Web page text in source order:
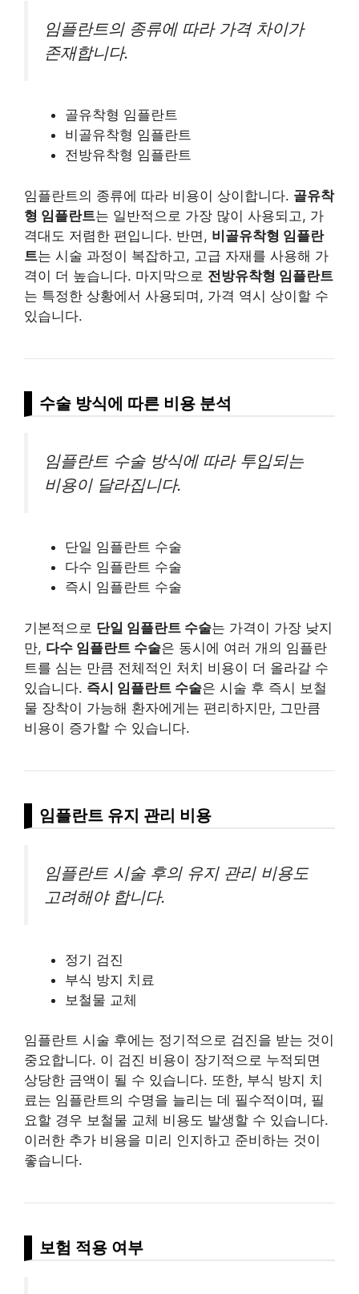
임플란트의 종류에 따라 가격 차이가
존재합니다.
골유착형 임플란트
비골유착형 임플란트
전방유착형 임플란트
임플란트의 종류에 따라 비용이 상이합니다. 골유착
형 임플란트는 일반적으로 가장 많이 사용되고, 가
격대도 저렴한 편입니다. 반면, 비골유착형 임플란
트는 시술 과정이 복잡하고, 고급 자재를 사용해 가
격이 더 높습니다. 마지막으로 전방유착형 임플란트
는 특정한 상황에서 사용되며, 가격 역시 상이할 수
있습니다.
수술 방식에 따른 비용 분석
임플란트 수술 방식에 따라 투입되는
비용이 달라집니다.
단일 임플란트 수술
다수 임플란트 수술
즉시 임플란트 수술
기본적으로 단일 임플란트 수술는 가격이 가장 낮지
만, 다수 임플란트 수술은 동시에 여러 개의 임플란
트를 심는 만큼 전체적인 처치 비용이 더 올라갈 수
있습니다. 즉시 임플란트 수술은 시술 후 즉시 보철
물 장착이 가능해 환자에게는 편리하지만, 그만큼
비용이 증가할 수 있습니다.
임플란트 유지 관리 비용
임플란트 시술 후의 유지 관리 비용도
고려해야 합니다.
정기 검진
부식 방지 치료
보철물 교체
임플란트 시술 후에는 정기적으로 검진을 받는 것이
중요합니다. 이 검진 비용이 장기적으로 누적되면
상당한 금액이 될 수 있습니다. 또한, 부식 방지 치
료는 임플란트의 수명을 늘리는 데 필수적이며, 필
요할 경우 보철물 교체 비용도 발생할 수 있습니다.
이러한 추가 비용을 미리 인지하고 준비하는 것이
좋습니다.
보험 적용 여부